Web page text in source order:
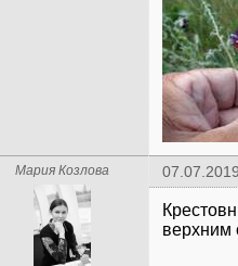
Мария Козлова
верхним